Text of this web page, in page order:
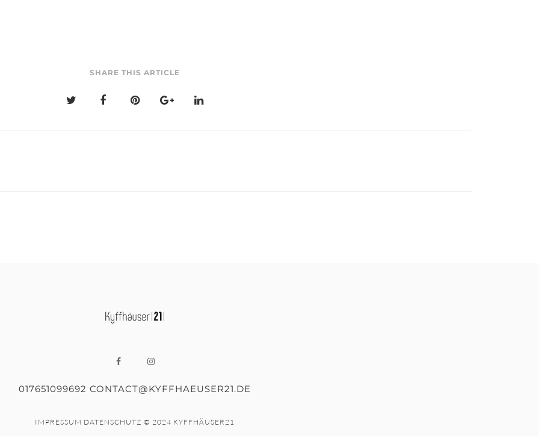
SHARE THIS ARTICLE
017651099692 CONTACT@KYFFHAEUSER21.DE
IMPRESSUM DATENSCHUTZ © 2024 KYFFHÄUSER21